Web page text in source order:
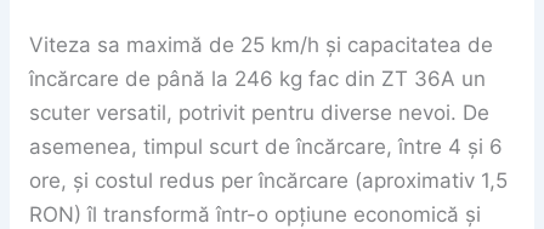
Viteza sa maximă de 25 km/h și capacitatea de
încărcare de până la 246 kg fac din ZT 36A un
scuter versatil, potrivit pentru diverse nevoi. De
asemenea, timpul scurt de încărcare, între 4 și 6
ore, și costul redus per încărcare (aproximativ 1,5
RON) îl transformă într-o opțiune economică și